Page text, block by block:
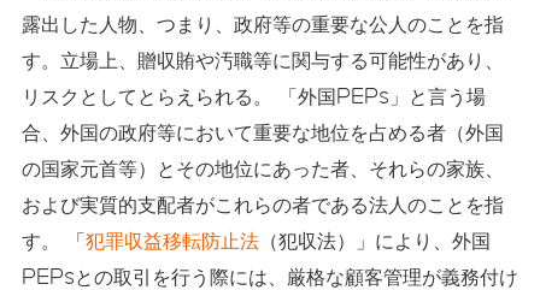
露出した人物、つまり、政府等の重要な公人のことを指
す。立場上、贈収賄や汚職等に関与する可能性があり、
リスクとしてとらえられる。 「外国PEPs」と言う場
合、外国の政府等において重要な地位を占める者（外国
の国家元首等）とその地位にあった者、それらの家族、
および実質的支配者がこれらの者である法人のことを指
す。 「犯罪収益移転防止法 （犯収法）」により、外国
PEPsとの取引を行う際には、厳格な顧客管理が義務付け